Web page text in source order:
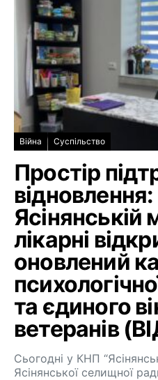
Війна Суспільство
Простір
відновлення:
Ясінянській
лікарні
оновлений
та єдиного
ветеранів
Сьогодні у КНП
Ясінянської селищної